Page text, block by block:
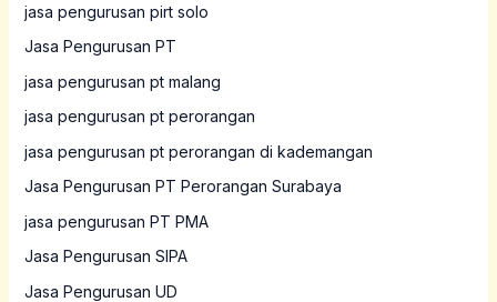
jasa pengurusan pirt solo
Jasa Pengurusan PT
jasa pengurusan pt malang
jasa pengurusan pt perorangan
jasa pengurusan pt perorangan di kademangan
Jasa Pengurusan PT Perorangan Surabaya
jasa pengurusan PT PMA
Jasa Pengurusan SIPA
Jasa Pengurusan UD